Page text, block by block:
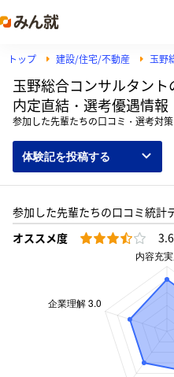
トップ 建設/住宅/不動産 玉野
玉野総合コンサルタン
内定直結・選考優遇情報
参加した先輩たちの口コミ・選考対策
体験記を投稿する
参加した先輩たちの口コミ統計
オススメ度
3.6